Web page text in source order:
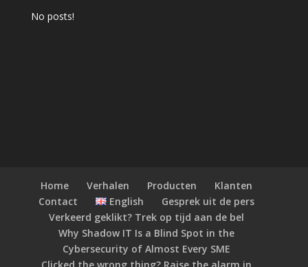
No posts!
Home Verhalen Producten
Klanten
Contact
English
Gesprek uit de pers
Verkeerd geklikt? Trek op tijd aan de bel
Why Shadow IT Is a Blind Spot in the
Cybersecurity of Almost Every SME